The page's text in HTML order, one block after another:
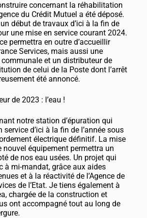
concernant la réhabilitation
du Crédit Mutuel a été déposé.
début de travaux d’ici à la fin de
une mise en service courant 2024.
permettra en outre d’accueillir
Services, mais aussi une
et un distributeur de
de celui de la Poste dont l’arrêt
été annoncé.
de 2023 : l’eau !
notre station d’épuration qui
service d’ici à la fin de l’année sous
électrique définitif. La mise
nouvel équipement permettra un
de nos eau usées. Un projet qui
à mi-mandat, grâce aux aides
et à la réactivité de l’Agence de
de l’Etat. Je tiens également à
chargée de la construction et
ont accompagné tout au long de